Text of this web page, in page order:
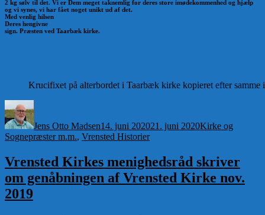
2 kg sølv til det. Vi er Dem meget taknemlig for deres store imødekommenhed og hjælp
og vi synes, vi har fået noget unikt ud af det.
Med venlig hilsen
Deres hengivne
sign. Præsten ved Taarbæk kirke.
Krucifixet på alterbordet i Taarbæk kirke kopieret efter samme
Jens Otto Madsen14. juni 202021. juni 2020Kirke og
Sognepræster m.m., Vrensted Historier
Vrensted Kirkes menighedsråd skriver
om genåbningen af Vrensted Kirke nov.
2019